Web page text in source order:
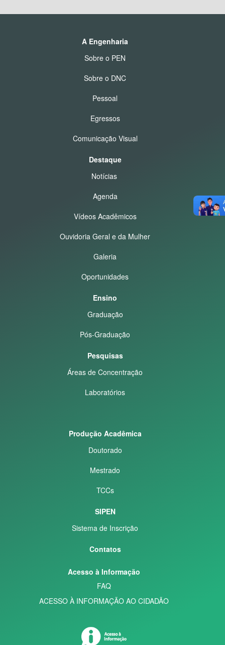
A Engenharia
Sobre o PEN
Sobre o DNC
Pessoal
Egressos
Comunicação Visual
Destaque
Notícias
Agenda
Vídeos Acadêmicos
Ouvidoria Geral e da Mulher
Galeria
Oportunidades
Ensino
Graduação
Pós-Graduação
Pesquisas
Áreas de Concentração
Laboratórios
Produção Acadêmica
Doutorado
Mestrado
TCCs
SIPEN
Sistema de Inscrição
Contatos
Acesso à Informação
FAQ
ACESSO À INFORMAÇÃO AO CIDADÃO